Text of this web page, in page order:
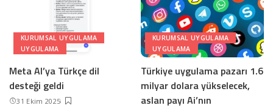
KURUMSAL UYGULAMA
UYGULAMA
Meta AI’ya Türkçe dil
desteği geldi
31 Ekim 2025
KURUMSAL UYGULAMA
UYGULAMA
Türkiye uygulama pazarı 1.6
milyar dolara yükselecek,
aslan payı Ai’nın